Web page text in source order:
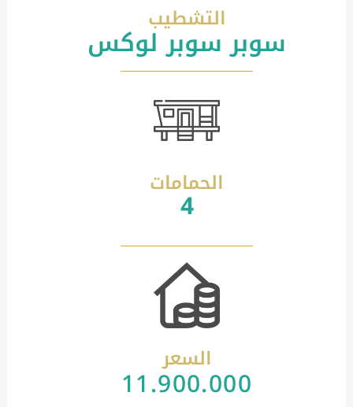
التشطيب
سوبر سوبر لوكس
الحمامات
4
السعر
11.900.000